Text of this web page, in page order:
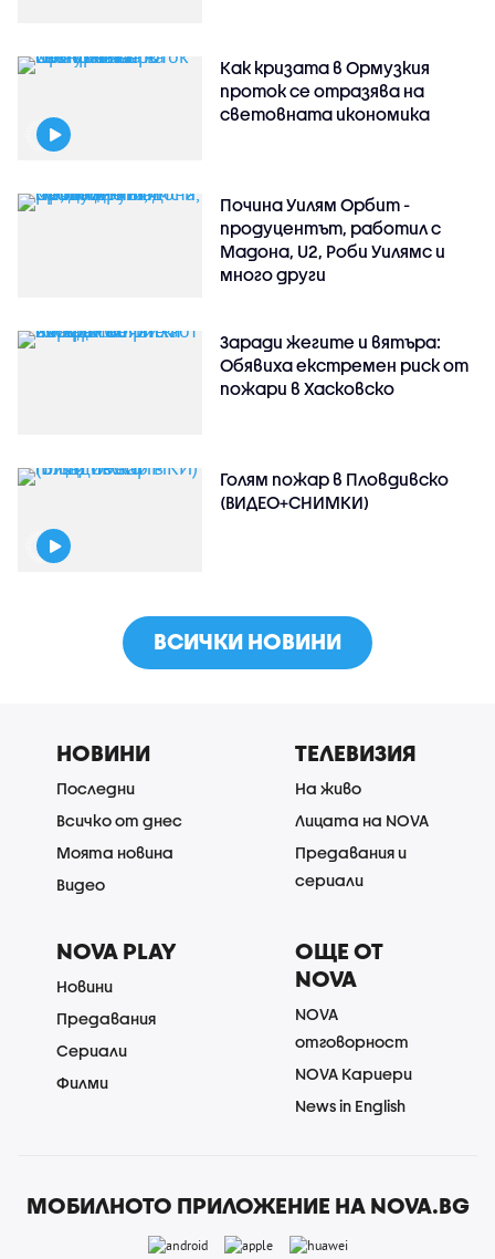
Как кризата в Ормузкия
проток се отразява на
световната икономика
Почина Уилям Орбит -
продуцентът, работил с
Мадона, U2, Роби Уилямс и
много други
Заради жегите и вятъра:
Обявиха екстремен риск от
пожари в Хасковско
Голям пожар в Пловдивско
(ВИДЕО+СНИМКИ)
ВСИЧКИ НОВИНИ
НОВИНИ
Последни
Всичко от днес
Моята новина
Видео
ТЕЛЕВИЗИЯ
На живо
Лицата на NOVA
Предавания и
сериали
NOVA PLAY
Новини
Предавания
Сериали
Филми
ОЩЕ ОТ
NOVA
NOVA
отговорност
NOVA Кариери
News in English
МОБИЛНОТО ПРИЛОЖЕНИЕ НА NOVA.BG